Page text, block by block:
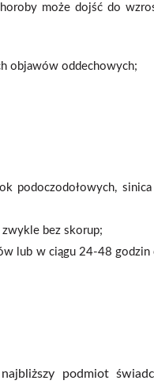
może dojść do
objawów oddechowych;
podoczodołowych,
bez skorup;
lub w ciągu 24-48
podmiot